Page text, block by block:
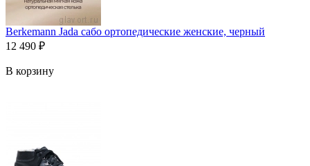
Berkemann Jada сабо ортопедические женские, черный
12 490 ₽
В корзину